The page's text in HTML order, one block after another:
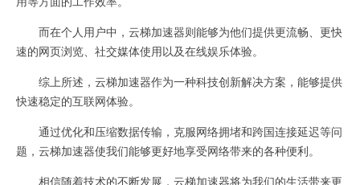
而在个人用户中，云梯加速器则能够为他们提供更流畅、更快
速的网页浏览、社交媒体使用以及在线娱乐体验。
综上所述，云梯加速器作为一种科技创新解决方案，能够提供
快速稳定的互联网体验。
通过优化和压缩数据传输，克服网络拥堵和跨国连接延迟等问
题，云梯加速器使我们能够更好地享受网络带来的各种便利。
相信随着技术的不断发展，云梯加速器将为我们的生活带来更